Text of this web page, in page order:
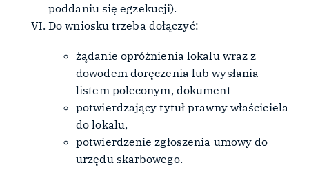
poddaniu się egzekucji).
Do wniosku trzeba dołączyć:
żądanie opróżnienia lokalu wraz z
dowodem doręczenia lub wysłania
listem poleconym, dokument
potwierdzający tytuł prawny właściciela
do lokalu,
potwierdzenie zgłoszenia umowy do
urzędu skarbowego.